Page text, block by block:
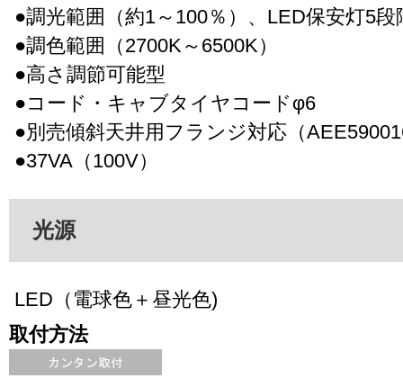
●調光範囲（約1～100％）、LED保安灯5段
●調色範囲（2700K～6500K）
●高さ調節可能型
●コード・キャブタイヤコードφ6
●別売傾斜天井用フランジ対応（
●37VA（100V）
光源
LED（電球色＋昼光色)
取付方法